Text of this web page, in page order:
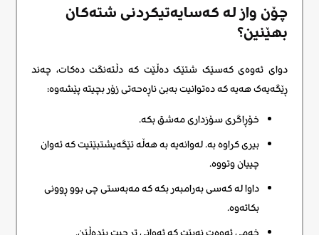
چۆن واز لە کەسایەتیکردنی شتەکان
بهێنین؟
دوای ئەوەی کەسێک شتێک دەڵێت کە دڵتەنگت دەکات، چەند
ڕێگەیەک هەیە کە دەتوانیت بەبێ ناڕەحەتی زۆر بچیتە پێشەوە:
خۆڕاگری سۆزداری مەشق بکە.
بیری کراوە بە. لەوانەیە بە هەڵە تێگەیشتبێتیت کە ئەوان
چییان وتووە.
داوا لە کەسی بەرامبەر بکە کە مەبەستی چی بوو ڕوونی
بکاتەوە.